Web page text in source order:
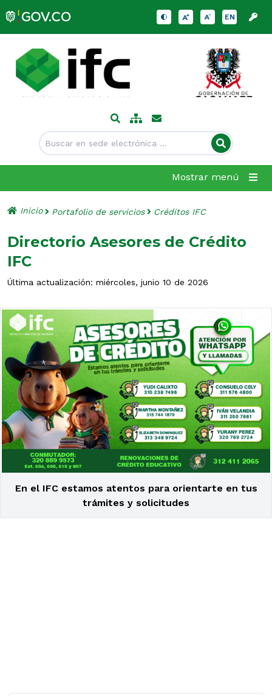
EN
Mostrar menú
Inicio Portafolio de servicios Créditos IFC
Directorio Asesores de Crédito
IFC
Última actualización: miércoles, junio 10 de 2026
En el IFC estamos atentos para orientarte en tus
trámites y solicitudes